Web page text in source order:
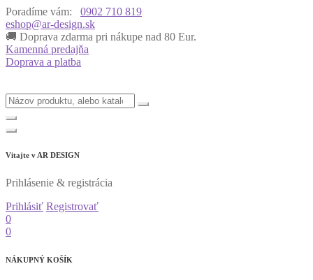
Poradíme vám:
0902 710 819
eshop@ar-design.sk
🚚 Doprava zdarma pri nákupe nad 80 Eur.
Kamenná predajňa
Doprava a platba
Vitajte v AR DESIGN
Prihlásenie & registrácia
Prihlásiť Registrovať
0
0
NÁKUPNÝ KOŠÍK